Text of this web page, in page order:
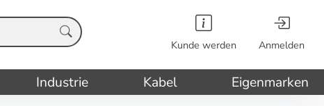
Kunde werden Anmelden
Industrie Kabel Eigenmarken